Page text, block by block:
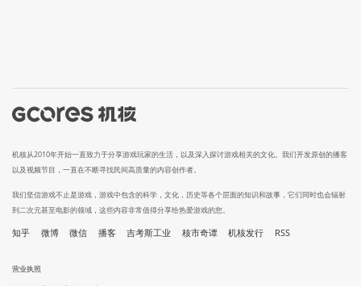
机核从2010年开始一直致力于分享游戏玩家的生活，以及深入探讨游戏相关的文化。我们开发原创的播客
以及视频节目，一直在不断寻找民间高质量的内容创作者。
我们坚信游戏不止是游戏，游戏中包含的科学，文化，历史等各个层面的知识和故事，它们同时也会辐射
到二次元甚至电影的领域，这些内容非常值得分享给热爱游戏的您。
知乎 微博 微信 播客 吉考斯工业 核市奇谭 机核发行 RSS
营业执照